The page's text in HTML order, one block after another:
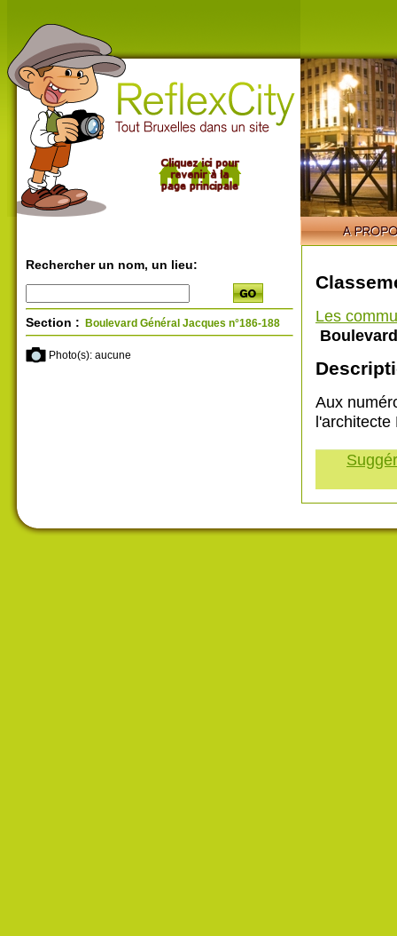
Rechercher un nom, un lieu:
Section : Boulevard Général Jacques n°186-188
Photo(s): aucune
Les
Aux
l'architecte